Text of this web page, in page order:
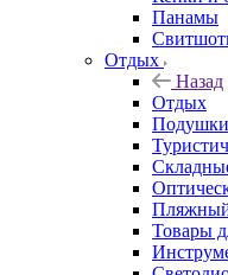
Панамы
Отдых
Назад
Отдых
Товары